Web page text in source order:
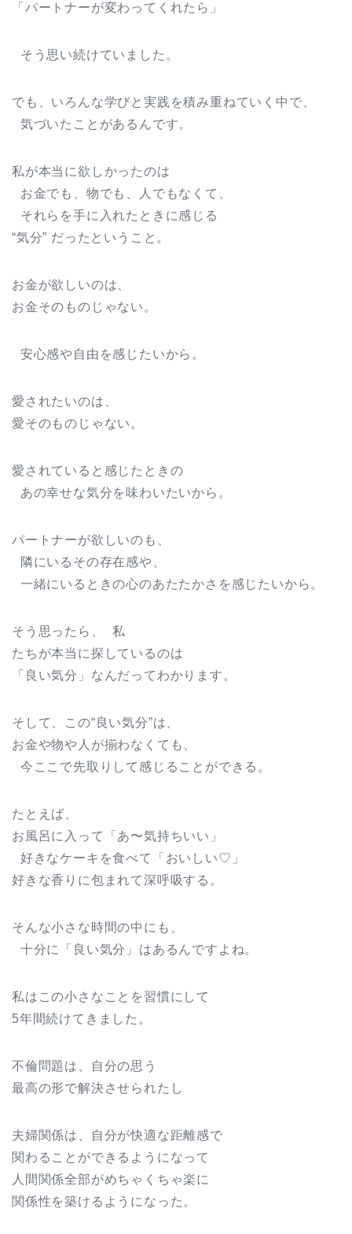
「パートナーが変わってくれたら」
そう思い続けていました。
でも、いろんな学びと実践を積み重ねていく中で、
気づいたことがあるんです。
私が本当に欲しかったのは
お金でも、物でも、人でもなくて、
それらを手に入れたときに感じる
“気分” だったということ。
お金が欲しいのは、
お金そのものじゃない。
安心感や自由を感じたいから。
愛されたいのは、
愛そのものじゃない。
愛されていると感じたときの
あの幸せな気分を味わいたいから。
パートナーが欲しいのも、
隣にいるその存在感や、
一緒にいるときの心のあたたかさを感じたいから。
そう思ったら、 私
たちが本当に探しているのは
「良い気分」なんだってわかります。
そして、この“良い気分”は、
お金や物や人が揃わなくても、
今ここで先取りして感じることができる。
たとえば、
お風呂に入って「あ〜気持ちいい」
好きなケーキを食べて「おいしい♡」
好きな香りに包まれて深呼吸する。
そんな小さな時間の中にも、
十分に「良い気分」はあるんですよね。
私はこの小さなことを習慣にして
5年間続けてきました。
不倫問題は、自分の思う
最高の形で解決させられたし
夫婦関係は、自分が快適な距離感で
関わることができるようになって
人間関係全部がめちゃくちゃ楽に
関係性を築けるようになった。